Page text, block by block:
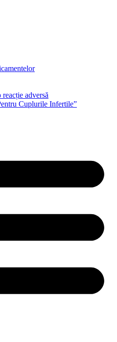
adversă
Cuplurile Infertile”